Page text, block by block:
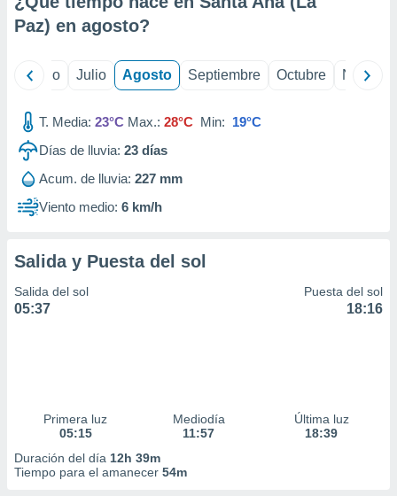
e
publicidad
publicidad
de
Paz) en agosto?
Junio Julio Agosto Septiembre Octubre
T. Media: 23°C Max.: 28°C Min: 19°C
Días de lluvia: 23 días
Acum. de lluvia: 227 mm
Viento medio: 6 km/h
Salida y Puesta del sol
Salida del sol
05:37
Puesta del sol
18:16
Primera luz
05:15
Mediodía
11:57
Última luz
18:39
Duración del día 12h 39m
Tiempo para el amanecer 54m